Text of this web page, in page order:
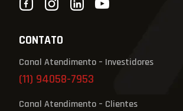
CONTATO
Canal Atendimento – Investidores
(11) 94058-7953
Canal Atendimento – Clientes